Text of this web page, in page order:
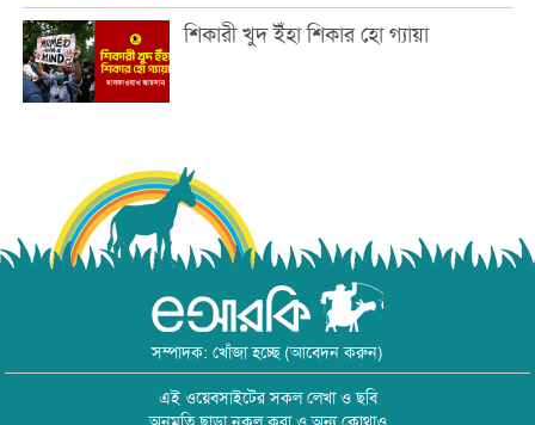
শিকারী খুদ ইঁহা শিকার হো গ্যায়া
সম্পাদক: খোঁজা হচ্ছে (আবেদন করুন)
এই ওয়েবসাইটের সকল লেখা ও ছবি